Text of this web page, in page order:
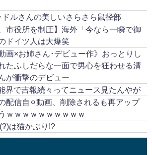
ルさんの美しいさらさら鼠径部
市役所を制圧】海外「今なら一瞬で御
ドイツ人は大爆笑
画×お姉さん･デビュー作》おっとりし
たふしだらな一面で男心を狂わせる清
が衝撃のデビュー
界で吉報続々ってニュース見たんやが
配信自⚪︎動画、削除されるも再アップ
ｗｗｗｗｗｗｗｗｗｗ
は猫かぶり!?